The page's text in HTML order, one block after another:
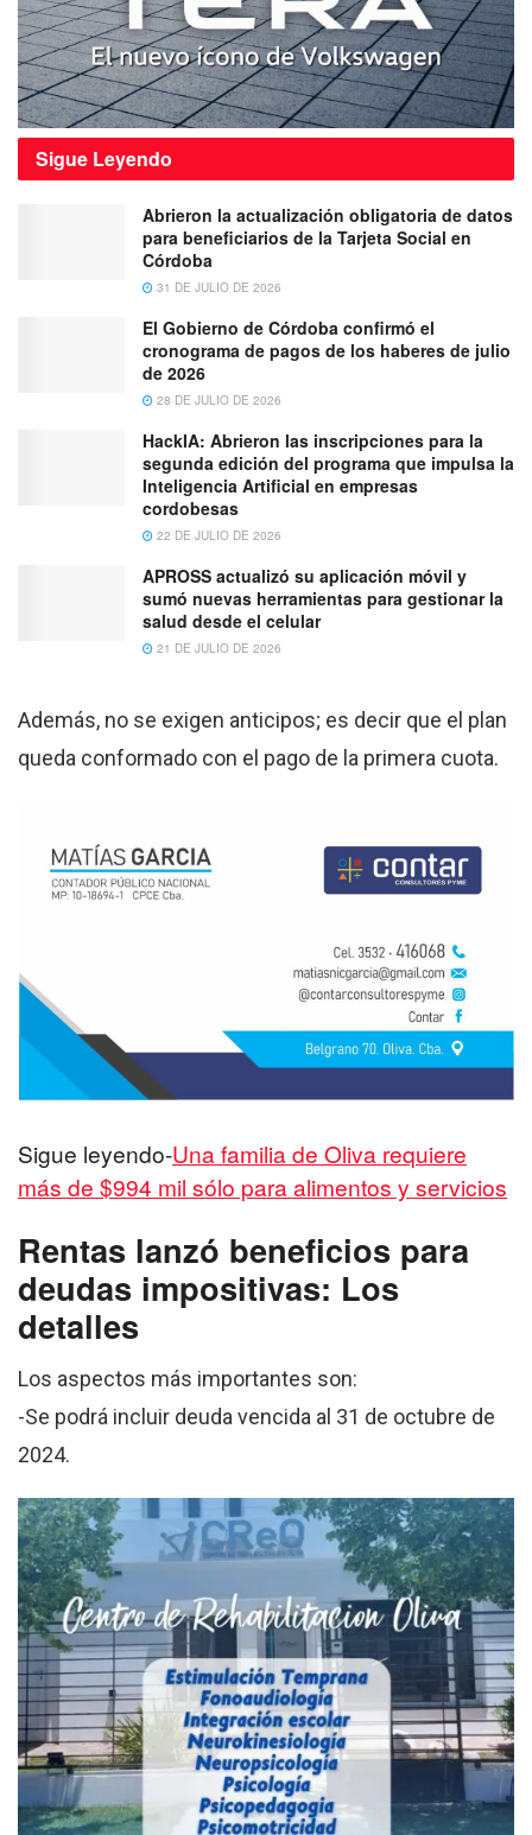
Sigue Leyendo
Abrieron la actualización obligatoria de datos
para beneficiarios de la Tarjeta Social en
Córdoba
31 DE JULIO DE 2026
El Gobierno de Córdoba confirmó el
cronograma de pagos de los haberes de julio
de 2026
28 DE JULIO DE 2026
HackIA: Abrieron las inscripciones para la
segunda edición del programa que impulsa la
Inteligencia Artificial en empresas
cordobesas
22 DE JULIO DE 2026
APROSS actualizó su aplicación móvil y
sumó nuevas herramientas para gestionar la
salud desde el celular
21 DE JULIO DE 2026
Además, no se exigen anticipos; es decir que el plan
queda conformado con el pago de la primera cuota.
Sigue leyendo-Una familia de Oliva requiere
más de $994 mil sólo para alimentos y servicios
Rentas lanzó beneficios para
deudas impositivas: Los
detalles
Los aspectos más importantes son:
-Se podrá incluir deuda vencida al 31 de octubre de
2024.